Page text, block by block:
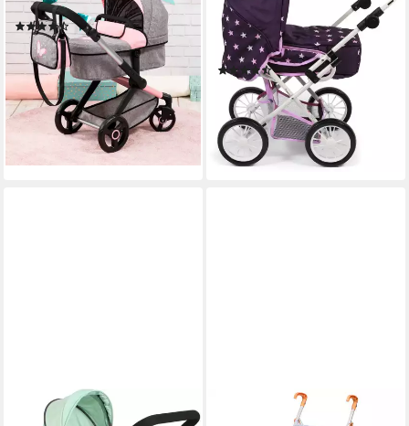
Kombi-Puppenwagen Xeo
(15)
ab 57,36 € UVP119,99 €
-52%
lieferbar - in 4-5 Werktagen bei dir
+12
Kombi-Puppenwagen Leni, mit
herausnehmbarer
Tragetasche
(117)
ab 39,83 € UVP59,99 €
-34%
lieferbar - in 3-4 Werktagen bei dir